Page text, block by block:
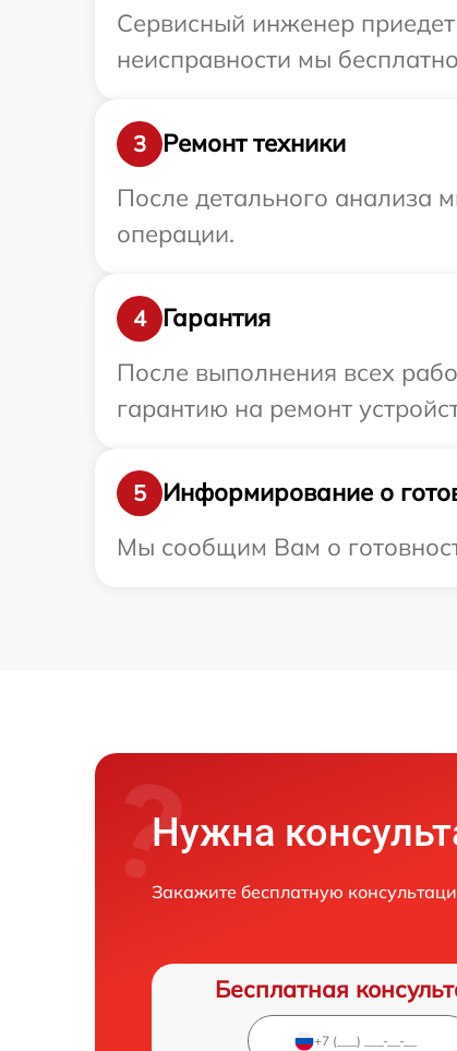
Сервисный инженер
неисправности мы
3
Ремонт техники
После детального анализа
операции.
4
Гарантия
После выполнения всех
гарантию на ремонт
5
Информирование о
Мы сообщим Вам о
Нужна
Закажите бесплатную
Бесплатная